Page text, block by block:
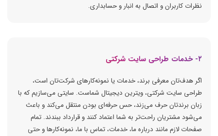
نظرات کاربران و اتصال به انبار و حسابداری.
۲- خدمات طراحی سایت شرکتی
اگر هدف‌تان معرفی برند، خدمات یا نمونه‌کارهای شرکت‌تان است،
طراحی سایت شرکتی، ویترین دیجیتال شماست. سایتی می‌سازیم که با
زبان برندتان حرف می‌زند، حس حرفه‌ای بودن منتقل می‌کند و باعث
می‌شود مشتریان راحت‌تر به شما اعتماد کنند و قرارداد ببندند. تمام
صفحات لازم مانند درباره ما، خدمات، تماس با ما، نمونه‌کارها و حتی